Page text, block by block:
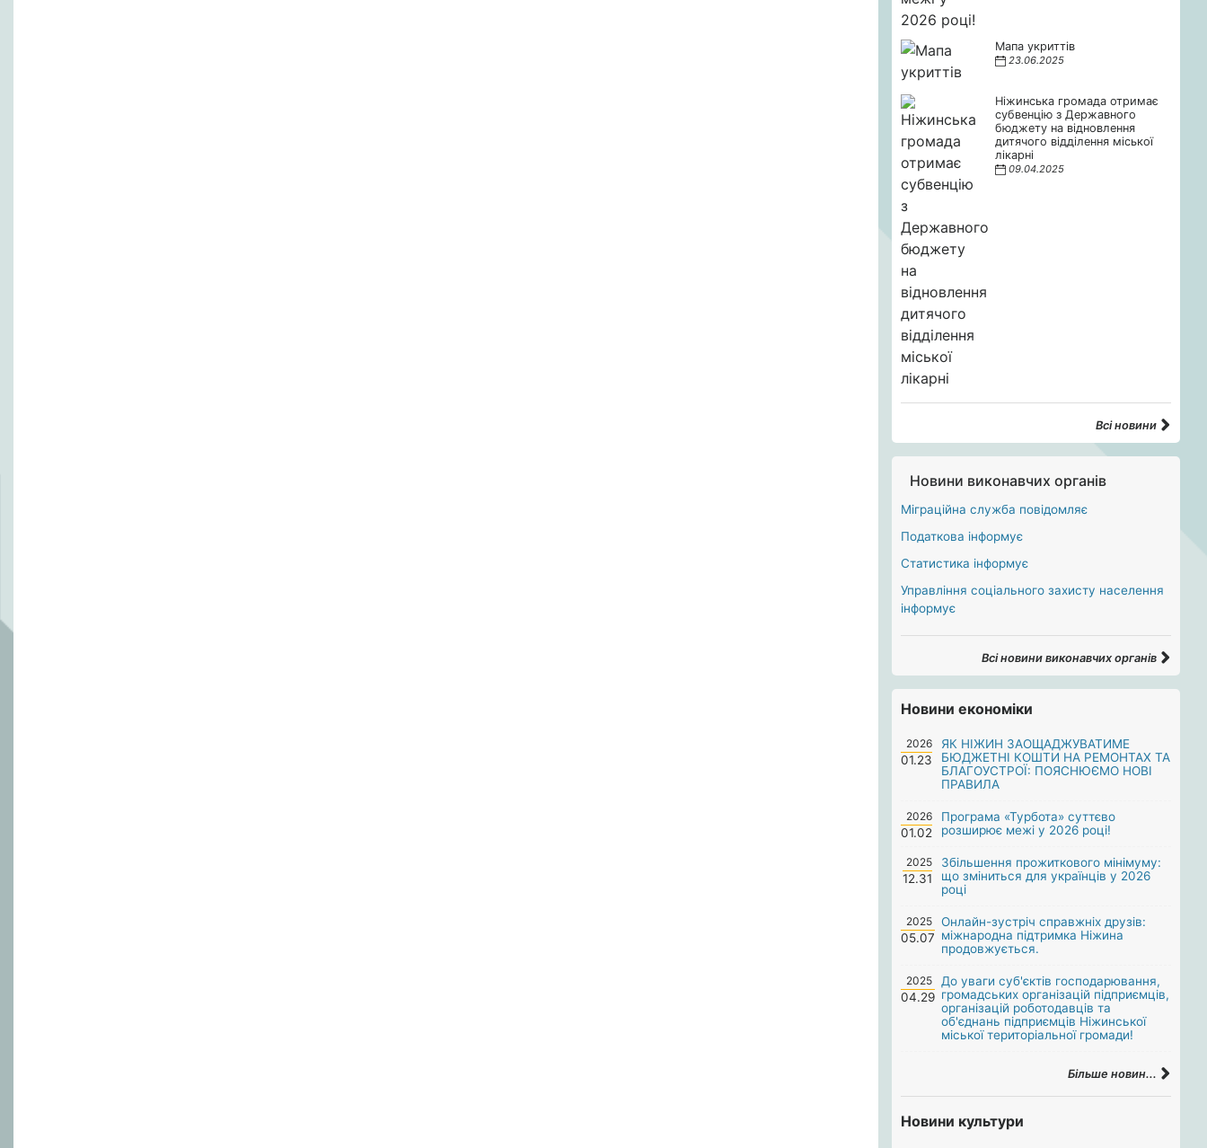
Мапа укриттів
23.06.2025
Ніжинська громада отримає
субвенцію з Державного
бюджету на відновлення
дитячого відділення міської
лікарні
09.04.2025
Всі новини
Новини виконавчих органів
Міграційна служба повідомляє
Податкова інформує
Статистика інформує
Управління соціального захисту населення
інформує
Всі новини виконавчих органів
Новини економіки
2026
01.23
ЯК НІЖИН ЗАОЩАДЖУВАТИМЕ
БЮДЖЕТНІ КОШТИ НА РЕМОНТАХ ТА
БЛАГОУСТРОЇ: ПОЯСНЮЄМО НОВІ
ПРАВИЛА
2026
01.02
Програма «Турбота» суттєво
розширює межі у 2026 році!
2025
12.31
Збільшення прожиткового мінімуму:
що зміниться для українців у 2026
році
2025
05.07
Онлайн-зустріч справжніх друзів:
міжнародна підтримка Ніжина
продовжується.
2025
04.29
До уваги суб'єктів господарювання,
громадських організацій підприємців,
організацій роботодавців та
об'єднань підприємців Ніжинської
міської територіальної громади!
Більше новин...
Новини культури